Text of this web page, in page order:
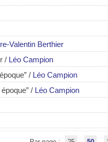
Valentin Berthier
/ Léo Campion
/ Léo Campion
/ Léo Campion